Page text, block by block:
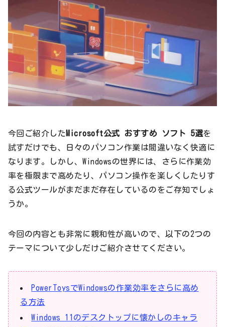
今回ご紹介した Microsoft公式 おすすめ ソフト 5選を
試すだけでも、日々のパソコン作業は間違いなく快適に
なります。しかし、Windowsの世界には、さらに作業効
率を極限まで高めたり、パソコン操作を楽しくしたりす
る公式ツールがまだまだ存在しているのをご存知でしょ
うか。
今回の内容とも非常に親和性が高いので、以下の2つの
テーマについて少しだけご紹介させてください。
PowerToysでWindowsの作業効率をさらに高め
る方法
Windows 11のデスクトップに懐かしのキャラ